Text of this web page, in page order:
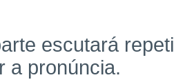
escutará
a pronúncia.